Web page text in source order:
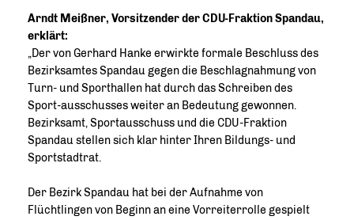
Arndt Meißner, Vorsitzender der CDU-Fraktion Spandau,
erklärt:
Der von Gerhard Hanke erwirkte formale Beschluss des
Bezirksamtes Spandau gegen die Beschlagnahmung von
Turn- und Sporthallen hat durch das Schreiben des
Sport-ausschusses weiter an Bedeutung gewonnen.
Bezirksamt, Sportausschuss und die CDU-Fraktion
Spandau stellen sich klar hinter Ihren Bildungs- und
Sportstadtrat.
Der Bezirk Spandau hat bei der Aufnahme von
Flüchtlingen von Beginn an eine Vorreiterrolle gespielt